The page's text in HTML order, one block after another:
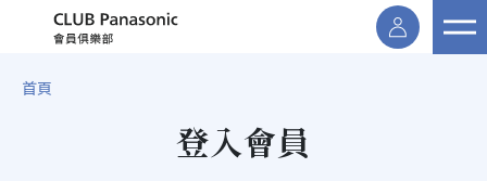
首頁
登入會員